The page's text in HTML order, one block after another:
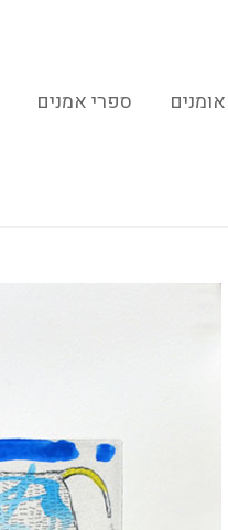
ספרי אמנים אומנים